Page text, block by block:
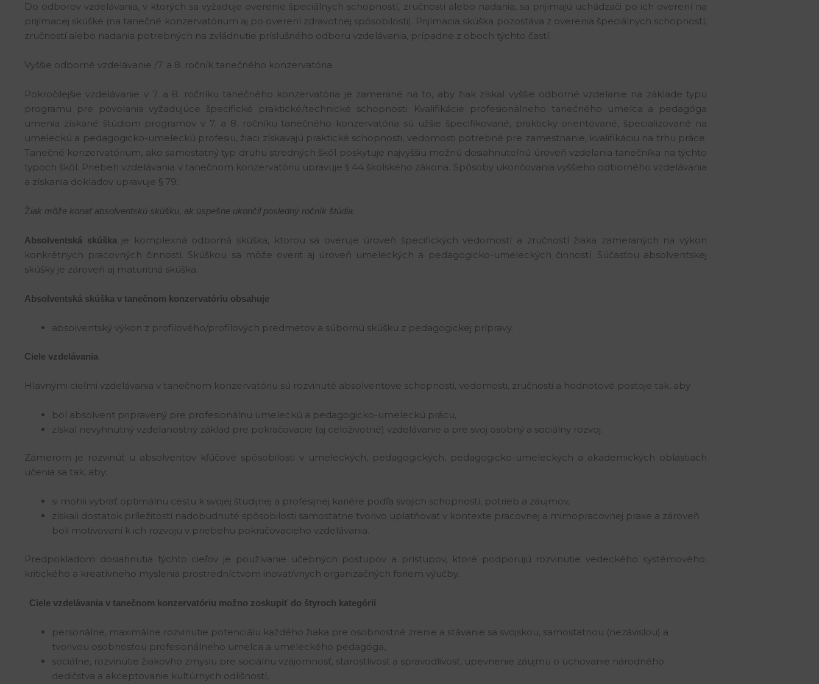
Do odborov vzdelávania, v ktorých sa vyžaduje overenie špeciálnych schopností, zručností alebo nadania, sa prijímajú uchádzači po ich overení na
prijímacej skúške (na tanečné konzervatórium aj po overení zdravotnej spôsobilosti). Prijímacia skúška pozostáva z overenia špeciálnych schopností,
zručností alebo nadania potrebných na zvládnutie príslušného odboru vzdelávania, prípadne z oboch týchto častí.
Vyššie odborné vzdelávanie /7. a 8. ročník tanečného konzervatória
Pokročilejšie vzdelávanie v 7. a 8. ročníku tanečného konzervatória je zamerané na to, aby žiak získal vyššie odborné vzdelanie na základe typu
programu pre povolania vyžadujúce špecifické praktické/technické schopnosti. Kvalifikácie profesionálneho tanečného umelca a pedagóga
umenia získané štúdiom programov v 7. a 8. ročníku tanečného konzervatória sú užšie špecifikované, prakticky orientované, špecializované na
umeleckú a pedagogicko-umeleckú profesiu, žiaci získavajú praktické schopnosti, vedomosti potrebné pre zamestnanie, kvalifikáciu na trhu práce.
Tanečné konzervatórium, ako samostatný typ druhu stredných škôl poskytuje najvyššiu možnú dosiahnuteľnú úroveň vzdelania tanečníka na týchto
typoch škôl. Priebeh vzdelávania v tanečnom konzervatóriu upravuje § 44 školského zákona. Spôsoby ukončovania vyššieho odborného vzdelávania
a získania dokladov upravuje § 79:
Žiak môže konať absolventskú skúšku, ak úspešne ukončil posledný ročník štúdia.
Absolventská skúškaje komplexná odborná skúška, ktorou sa overuje úroveň špecifických vedomostí a zručností žiaka zameraných na výkon
konkrétnych pracovných činností. Skúškou sa môže overiť aj úroveň umeleckých a pedagogicko-umeleckých činností. Súčasťou absolventskej
skúšky je zároveň aj maturitná skúška.
Absolventská skúška v tanečnom konzervatóriu obsahuje
absolventský výkon z profilového/profilových predmetov a súbornú skúšku z pedagogickej prípravy.
Ciele vzdelávania
Hlavnými cieľmi vzdelávania v tanečnom konzervatóriu sú rozvinuté absolventove schopnosti, vedomosti, zručnosti a hodnotové postoje tak, aby
bol absolvent pripravený pre profesionálnu umeleckú a pedagogicko-umeleckú prácu,
získal nevyhnutný vzdelanostný základ pre pokračovacie (aj celoživotné) vzdelávanie a pre svoj osobný a sociálny rozvoj.
Zámerom je rozvinúť u absolventov kľúčové spôsobilosti v umeleckých, pedagogických, pedagogicko-umeleckých a akademických oblastiach
učenia sa tak, aby:
si mohli vybrať optimálnu cestu k svojej študijnej a profesijnej kariére podľa svojich schopností, potrieb a záujmov,
získali dostatok príležitostí nadobudnuté spôsobilosti samostatne tvorivo uplatňovať v kontexte pracovnej a mimopracovnej praxe a zároveň
boli motivovaní k ich rozvoju v priebehu pokračovacieho vzdelávania.
Predpokladom dosiahnutia týchto cieľov je používanie učebných postupov a prístupov, ktoré podporujú rozvinutie vedeckého systémového,
kritického a kreatívneho myslenia prostredníctvom inovatívnych organizačných foriem výučby.
Ciele vzdelávania v tanečnom konzervatóriu možno zoskupiť do štyroch kategórií
personálne, maximálne rozvinutie potenciálu každého žiaka pre osobnostné zrenie a stávanie sa svojskou, samostatnou (nezávislou) a
tvorivou osobnosťou profesionálneho umelca a umeleckého pedagóga,
sociálne, rozvinutie žiakovho zmyslu pre sociálnu vzájomnosť, starostlivosť a spravodlivosť, upevnenie záujmu o uchovanie národného
dedičstva a akceptovanie kultúrnych odlišností,